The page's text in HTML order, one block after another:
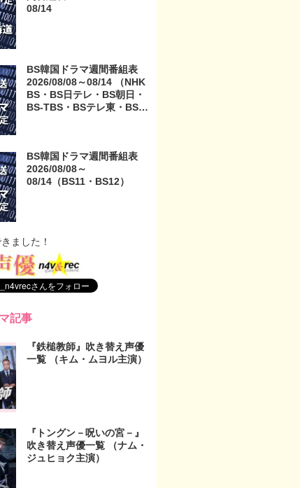
08/14
BS韓国ドラマ週間番組表
2026/08/08～08/14 （NHK
BS・BS日テレ・BS朝日・
BS-TBS・BSテレ東・BSフ
BS韓国ドラマ週間番組表
2026/08/08～
08/14（BS11・BS12）
ました！
記事
『鉄槌教師』吹き替え声優
一覧 （キム・ムヨル主演）
『トングン－呪いの宮－』
吹き替え声優一覧 （ナム・
ジュヒョク主演）